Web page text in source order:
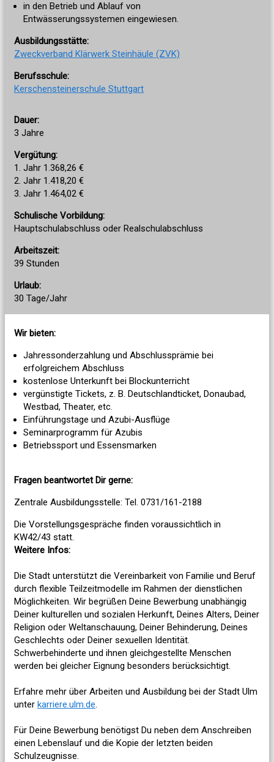
in den Betrieb und Ablauf von
Entwässerungssystemen eingewiesen.
Ausbildungsstätte:
Zweckverband Klärwerk Steinhäule (ZVK)
Berufsschule:
Kerschensteinerschule Stuttgart
Dauer:
3 Jahre
Vergütung:
1. Jahr 1.368,26 €
2. Jahr 1.418,20 €
3. Jahr 1.464,02 €
Schulische Vorbildung:
Hauptschulabschluss oder Realschulabschluss
Arbeitszeit:
39 Stunden
Urlaub:
30 Tage/Jahr
Wir bieten:
Jahressonderzahlung und Abschlussprämie bei
erfolgreichem Abschluss
kostenlose Unterkunft bei Blockunterricht
vergünstigte Tickets, z. B. Deutschlandticket, Donaubad,
Westbad, Theater, etc.
Einführungstage und Azubi-Ausflüge
Seminarprogramm für Azubis
Betriebssport und Essensmarken
Fragen beantwortet Dir gerne:
Zentrale Ausbildungsstelle: Tel. 0731/161-2188
Die Vorstellungsgespräche finden voraussichtlich in
KW42/43 statt.
Weitere Infos:
Die Stadt unterstützt die Vereinbarkeit von Familie und Beruf
durch flexible Teilzeitmodelle im Rahmen der dienstlichen
Möglichkeiten. Wir begrüßen Deine Bewerbung unabhängig
Deiner kulturellen und sozialen Herkunft, Deines Alters, Deiner
Religion oder Weltanschauung, Deiner Behinderung, Deines
Geschlechts oder Deiner sexuellen Identität.
Schwerbehinderte und ihnen gleichgestellte Menschen
werden bei gleicher Eignung besonders berücksichtigt.
Erfahre mehr über Arbeiten und Ausbildung bei der Stadt Ulm
unter karriere.ulm.de.
Für Deine Bewerbung benötigst Du neben dem Anschreiben
einen Lebenslauf und die Kopie der letzten beiden
Schulzeugnisse.